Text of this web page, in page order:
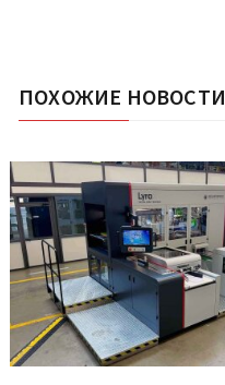
ПОХОЖИЕ НОВОСТИ